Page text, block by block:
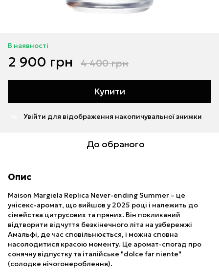
В наявності
2 900 грн 4 400 грн
Купити
Увійти для відображення накопичувальної знижки
До обраного
Опис
Maison Margiela Replica Never-ending Summer – це
унісекс-аромат, що вийшов у 2025 році і належить до
сімейства цитрусових та пряних. Він покликаний
відтворити відчуття безкінечного літа на узбережжі
Амальфі, де час сповільнюється, і можна сповна
насолодитися красою моменту. Це аромат-спогад про
сонячну відпустку та італійське "dolce far niente"
(солодке нічогонероблення).